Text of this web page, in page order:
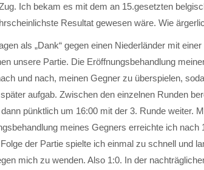
Ich bekam es mit dem an 15.gesetzten
Resultat gewesen wäre. Wie
als „Dank“ gegen einen Niederländer mit
unsere Partie. Die Eröffnungsbehandlung
und nach, meinen Gegner zu überspielen,
aufgab. Zwischen den einzelnen Runden
pünktlich um 16:00 mit der 3. Runde weiter.
meines Gegners erreichte ich
der Partie spielte ich einmal zu schnell und
mich zu wenden. Also 1:0. In der